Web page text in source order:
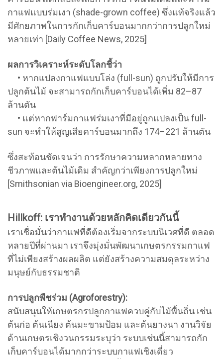
กาแฟแบบร่มเงา (shade-grown coffee) ซึ่งแท้จริงแล้ว
มีศักยภาพในการกักเก็บคาร์บอนมากกว่าการปลูกใหม่
หลายเท่า [Daily Coffee News, 2025]
ผลการวิเคราะห์ระดับโลกชี้ว่า
• หากแปลงกาแฟแบบโล่ง (full-sun) ถูกปรับให้มีการ
ปลูกต้นไม้ จะสามารถกักเก็บคาร์บอนได้เพิ่ม 82–87
ล้านตัน
• แต่หากฟาร์มกาแฟร่มเงาที่มีอยู่ถูกแปลงเป็น full-
sun จะทำให้สูญเสียคาร์บอนมากถึง 174–221 ล้านตัน
ซึ่งสะท้อนชัดเจนว่า การรักษาความหลากหลายทาง
ชีวภาพและต้นไม้เดิม สำคัญกว่าเพียงการปลูกใหม่
[Smithsonian via Bioengineer.org, 2025]
Hillkoff: เราทำงานด้วยหลักคิดเดียวกันนี้
เราเชื่อมั่นว่ากาแฟที่ดีต้องเริ่มจากระบบนิเวศที่ดี ตลอด
หลายปีที่ผ่านมา เราจึงมุ่งมั่นพัฒนาเกษตรกรรมกาแฟ
ที่ไม่เพียงสร้างผลผลิต แต่ยังสร้างความสมดุลระหว่าง
มนุษย์กับธรรมชาติ
การปลูกพืชร่วม (Agroforestry):
สนับสนุนให้เกษตรกรปลูกกาแฟควบคู่กับไม้พื้นถิ่น เช่น
ต้นก่อ ต้นเนียง ต้นมะขามป้อม และต้นยางนา งานวิจัย
ด้านเกษตรเชิงวนกรรมระบุว่า ระบบเช่นนี้สามารถกัก
เก็บคาร์บอนได้มากกว่าระบบกาแฟเชิงเดี่ยว